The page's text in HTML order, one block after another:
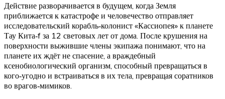
Действие разворачивается в будущем, когда Земля
приближается к катастрофе и человечество отправляет
исследовательский корабль‑колонист «Кассиопея» к планете
Тау Кита‑f за 12 световых лет от дома. После крушения на
поверхности выжившие члены экипажа понимают, что на
планете их ждёт не спасение, а враждебный
ксенобиологический организм, способный превращаться в
кого‑угодно и встраиваться в их тела, превращая соратников
во врагов‑мимиков.